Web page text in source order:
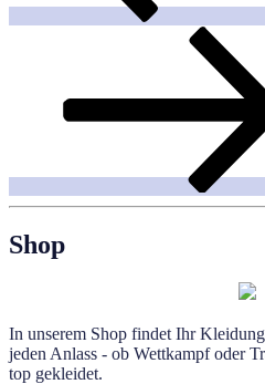
Shop
In unserem Shop findet Ihr
jeden Anlass - ob Wettkampf oder
top gekleidet.